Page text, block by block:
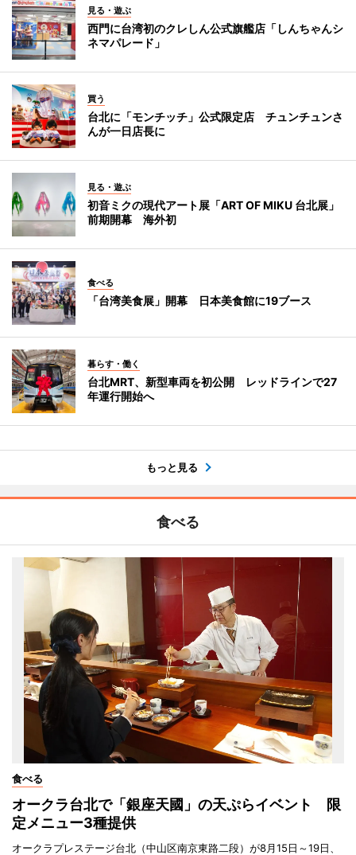
見る・遊ぶ
西門に台湾初のクレしん公式旗艦店「しんちゃんシ
ネマパレード」
買う
台北に「モンチッチ」公式限定店 チュンチュンさ
んが一日店長に
見る・遊ぶ
初音ミクの現代アート展「ART OF MIKU 台北展」
前期開幕 海外初
食べる
「台湾美食展」開幕 日本美食館に19ブース
暮らす・働く
台北MRT、新型車両を初公開 レッドラインで27
年運行開始へ
もっと見る
食べる
食べる
オークラ台北で「銀座天國」の天ぷらイベント 限
定メニュー3種提供
オークラプレステージ台北（中山区南京東路二段）が8月15日～19日、